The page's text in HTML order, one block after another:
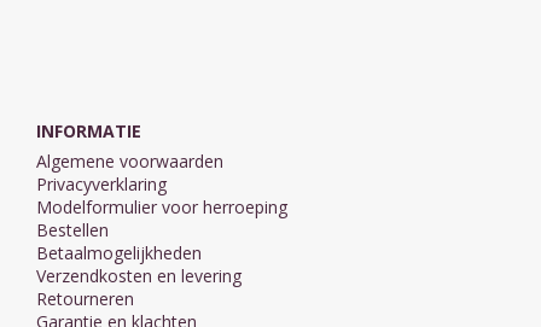
INFORMATIE
Algemene voorwaarden
Privacyverklaring
Modelformulier voor herroeping
Bestellen
Betaalmogelijkheden
Verzendkosten en levering
Retourneren
Garantie en klachten